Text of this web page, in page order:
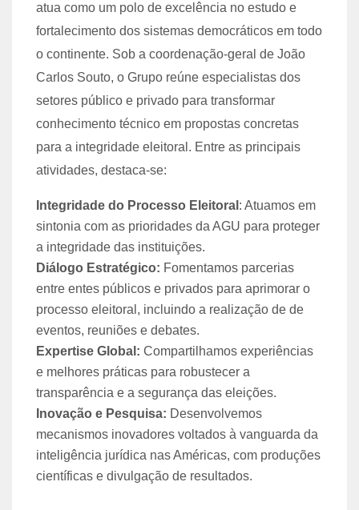
atua como um polo de excelência no estudo e
fortalecimento dos sistemas democráticos em todo
o continente. Sob a coordenação-geral de João
Carlos Souto, o Grupo reúne especialistas dos
setores público e privado para transformar
conhecimento técnico em propostas concretas
para a integridade eleitoral. Entre as principais
atividades, destaca-se:
Integridade do Processo Eleitoral : Atuamos em
sintonia com as prioridades da AGU para proteger
a integridade das instituições.
Diálogo Estratégico: Fomentamos parcerias
entre entes públicos e privados para aprimorar o
processo eleitoral, incluindo a realização de de
eventos, reuniões e debates.
Expertise Global: Compartilhamos experiências
e melhores práticas para robustecer a
transparência e a segurança das eleições.
Inovação e Pesquisa: Desenvolvemos
mecanismos inovadores voltados à vanguarda da
inteligência jurídica nas Américas, com produções
científicas e divulgação de resultados.